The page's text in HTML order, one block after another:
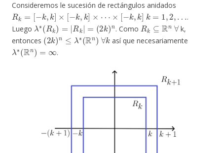
Consideremos le sucesión de rectángulos anidados
Rk=[−kk]×[− k, k]×⋯×[−k, k] k=1,2,…
.
Luego
λ ∗(Rk)= |R k|=( 2k)n
. Como
Rk⊆ n ∀
k,
entonces
(2k)n λ∗(Rn) ∀k
así que necesariamente
λ∗(Rn)= ∞
.